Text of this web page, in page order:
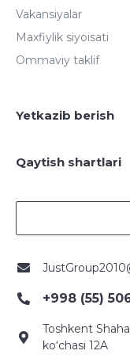
Vakansiyalar
Maxfiylik siyoisati
Ommaviy taklif
Yetkazib berish
Qaytish shartlari
+998 (55)
Toshkent
ko‘chasi 12A